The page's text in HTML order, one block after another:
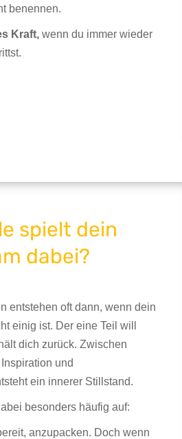
benennen.
Kraft, wenn du immer wieder
spielt dein
dabei?
entstehen oft dann, wenn dein
einig ist. Der eine Teil will
dich zurück. Zwischen
und
ein innerer Stillstand.
besonders häufig auf:
anzupacken. Doch wenn